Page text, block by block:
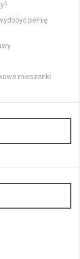
pełnię
mieszanki